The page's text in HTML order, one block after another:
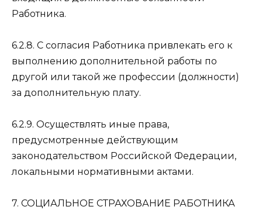
Работника.
6.2.8. С согласия Работника привлекать его к
выполнению дополнительной работы по
другой или такой же профессии (должности)
за дополнительную плату.
6.2.9. Осуществлять иные права,
предусмотренные действующим
законодательством Российской Федерации,
локальными нормативными актами.
7. СОЦИАЛЬНОЕ СТРАХОВАНИЕ РАБОТНИКА